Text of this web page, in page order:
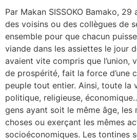
Par Makan SISSOKO Bamako,
des voisins ou des collègues de
ensemble pour que chacun
viande dans les assiettes le jour
avaient vite compris que l’union,
de prospérité, fait la force d’une
peuple tout entier. Ainsi, toute la
politique, religieuse,
gens ayant soit le même âge, les
choses ou exerçant les mêmes
socioéconomiques. Les tontines